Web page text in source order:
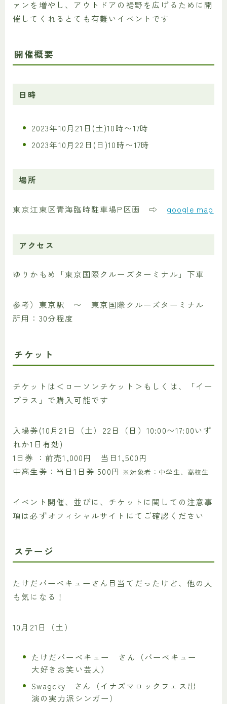
ァンを増やし、アウトドアの裾野を広げるために開
催してくれるとても有難いイベントです
開催概要
日時
2023年10月21日(土)10時〜17時
2023年10月22日(日)10時〜17時
場所
東京江東区青海臨時駐車場P区画 ⇨ google map
アクセス
ゆりかもめ「東京国際クルーズターミナル」下車
参考）東京駅 〜 東京国際クルーズターミナル
所用：30分程度
チケット
チケットは＜ローソンチケット＞もしくは、「イー
プラス」で購入可能です
入場券(10月21日（土）22日（日）10:00〜17:00いず
れか1日有効)
1日券 ：前売1,000円 当日1,500円
中高生券：当日1日券 500円 ※対象者：中学生、高校生
イベント開催、並びに、チケットに関しての注意事
項は必ずオフィシャルサイトにてご確認ください
ステージ
たけだバーベキューさん目当てだったけど、他の人
も気になる！
10月21日（土）
たけだバーベキュー さん（バーベキュー
大好きお笑い芸人）
Swagcky さん（イナズマロックフェス出
演の実力派シンガー）